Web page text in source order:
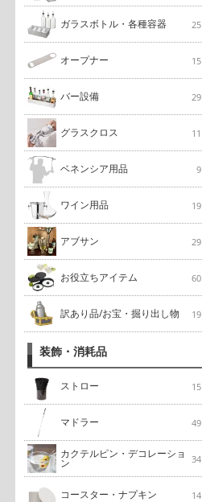
ガラスボトル・各種容器 25
オープナー 15
バー設備 29
グラスクロス 11
ベネンシア用品 9
ワイン用品 19
アブサン 29
お役立ちアイテム 60
訳あり品/お宝・掘り出し物 19
装飾・消耗品
ストロー 15
マドラー 49
カクテルピン・デコレーショ
ン 34
コースター・ナプキン 14